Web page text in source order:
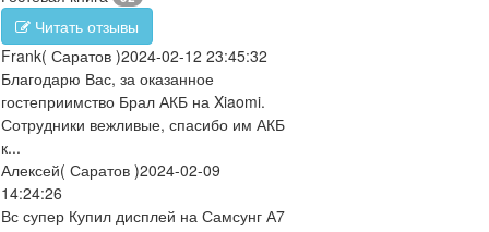
Читать отзывы
Frank( Саратов )2024-02-12 23:45:32
Благодарю Вас, за оказанное
гостеприимство Брал АКБ на Xiaomi.
Сотрудники вежливые, спасибо им АКБ
к...
Алексей( Саратов )2024-02-09
14:24:26
Вс супер Купил дисплей на Самсунг А7